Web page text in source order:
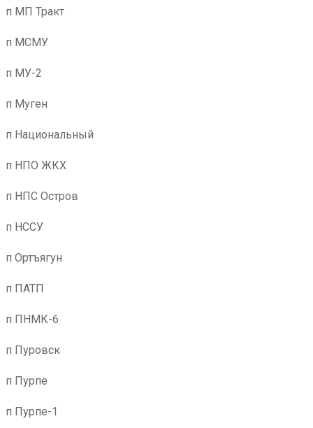
п МП Тракт
п МСМУ
п МУ-2
п Муген
п Национальный
п НПО ЖКХ
п НПС Остров
п НССУ
п Ортъягун
п ПАТП
п ПНМК-6
п Пуровск
п Пурпе
п Пурпе-1